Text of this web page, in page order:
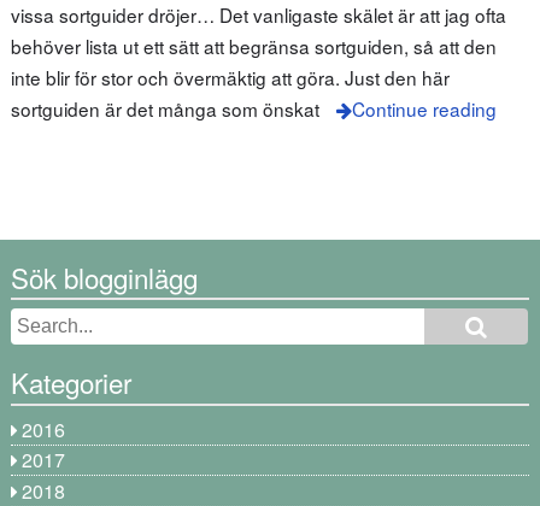
vissa sortguider dröjer… Det vanligaste skälet är att jag ofta
behöver lista ut ett sätt att begränsa sortguiden, så att den
inte blir för stor och övermäktig att göra. Just den här
sortguiden är det många som önskat
Continue reading
Sök blogginlägg
Kategorier
2016
2017
2018